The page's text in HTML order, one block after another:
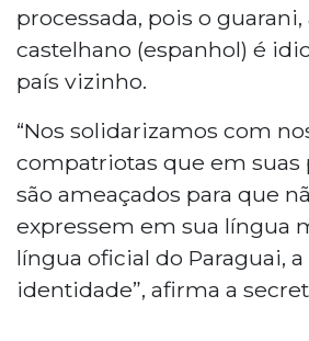
processada, pois o
castelhano (espanhol) é
país vizinho.
“Nos solidarizamos com
compatriotas que em suas
são ameaçados para que
expressem em sua língua
língua oficial do Paraguai,
identidade”, afirma a